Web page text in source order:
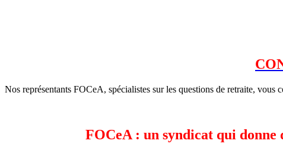
Nos représentants FOCeA, spécialistes sur les questions de retraite,
FOCeA : un syndicat qui donne